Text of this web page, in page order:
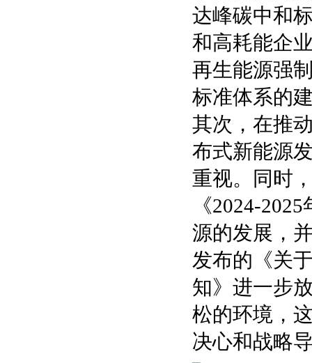
达峰碳中和
和高耗能企
再生能源强
标准体系的
其次，在推
布式新能源
重视。同时
《2024-
源的发展，
发布的《关
知》进一步
松的环境，
决心和战略